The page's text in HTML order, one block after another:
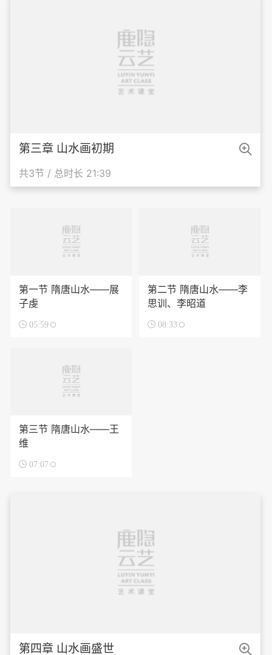
第三章 山水画初期
共3节 / 总时长 21:39

第一节 隋唐山水——展
子虔
 05:59
第二节 隋唐山水——李
思训、李昭道
 08:33
第三节 隋唐山水——王
维
 07:07
第四章 山水画盛世 